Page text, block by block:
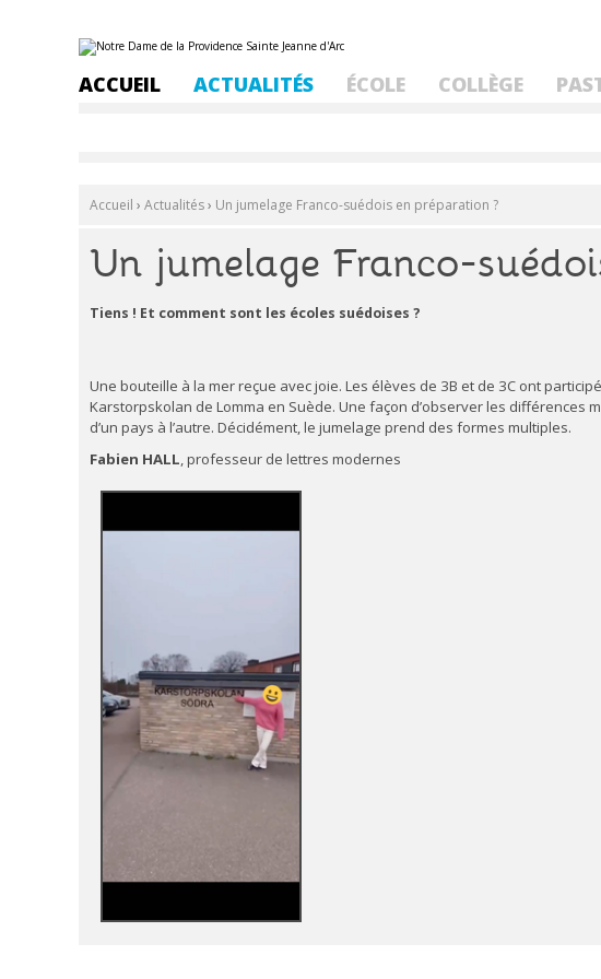
Aller
au
contenu.
|
Outils
personnels
ACCUEIL ACTUALITÉS ÉCOLE COLLÈGE
Accueil › Actualités› Un jumelage Franco-suédois en préparation ?
Un jumelage Franco-
Tiens ! Et comment sont les écoles suédoises ?
Une bouteille à la mer reçue avec joie. Les élèves de 3B et de 3C ont
Karstorpskolan de Lomma en Suède. Une façon d’observer les différences
d’un pays à l’autre. Décidément, le jumelage prend des formes multiples.
Fabien HALL, professeur de lettres modernes